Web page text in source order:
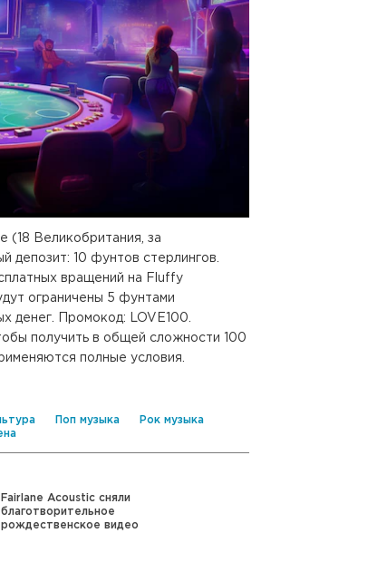
(18 Великобритания, за
депозит: 10 фунтов стерлингов.
вращений на Fluffy
ограничены 5 фунтами
денег. Промокод: LOVE100.
получить в общей сложности 100
полные условия.
Поп музыка
Рок музыка
Fairlane Acoustic сняли
благотворительное
рождественское видео